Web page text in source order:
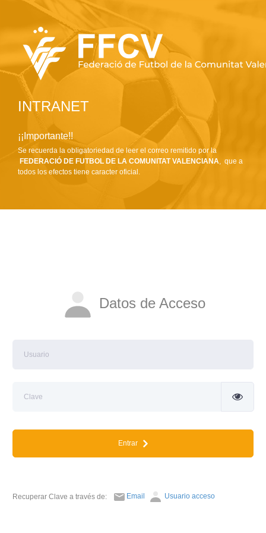
INTRANET
¡¡Importante!!
Se recuerda la obligatoriedad de leer el correo remitido por la
FEDERACIÓ DE FUTBOL DE LA COMUNITAT VALENCIANA, que a
todos los efectos tiene caracter oficial.
Datos de Acceso
Entrar
Recuperar Clave a través de: Email Usuario acceso